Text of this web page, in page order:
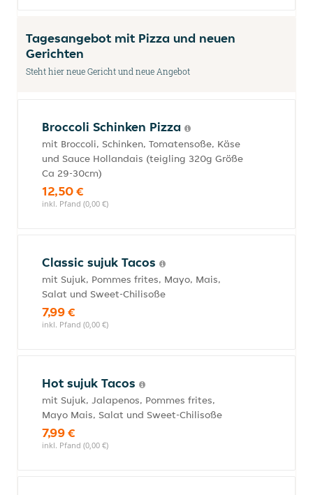
Tagesangebot mit Pizza und neuen
Gerichten
Steht hier neue Gericht und neue Angebot
Broccoli Schinken Pizza
mit Broccoli, Schinken, Tomatensoße, Käse
und Sauce Hollandais (teigling 320g Größe
Ca 29-30cm)
12,50 €
inkl. Pfand (0,00 €)
Classic sujuk Tacos
mit Sujuk, Pommes frites, Mayo, Mais,
Salat und Sweet-Chilisoße
7,99 €
inkl. Pfand (0,00 €)
Hot sujuk Tacos
mit Sujuk, Jalapenos, Pommes frites,
Mayo Mais, Salat und Sweet-Chilisoße
7,99 €
inkl. Pfand (0,00 €)